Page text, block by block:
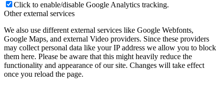
Click to enable/disable Google Analytics tracking.
Other external services
We also use different external services like Google Webfonts,
Google Maps, and external Video providers. Since these providers
may collect personal data like your IP address we allow you to block
them here. Please be aware that this might heavily reduce the
functionality and appearance of our site. Changes will take effect
once you reload the page.